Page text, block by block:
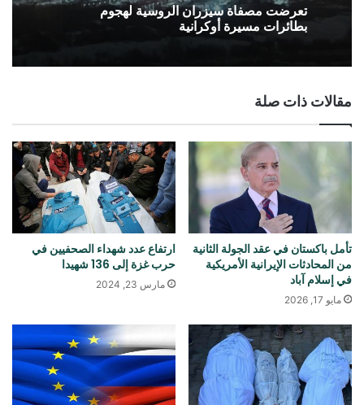
تعرضت مصفاة سيزران الروسية لهجوم
بطائرات مسيرة أوكرانية
مقالات ذات صلة
تأمل باكستان في عقد الجولة الثانية
من المحادثات الإيرانية الأمريكية
في إسلام آباد
مايو 17, 2026
ارتفاع عدد شهداء الصحفيين في
حرب غزة إلى 136 شهيدا
مارس 23, 2024